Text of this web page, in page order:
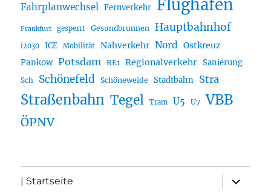
Fahrplanwechsel Fernverkehr Flughafen
Frankfurt gesperrt Gesundbrunnen Hauptbahnhof
i2030 ICE Mobilität Nahverkehr Nord Ostkreuz
Pankow Potsdam RE1 Regionalverkehr Sanierung
Sch Schönefeld Schöneweide Stadtbahn Stra
Straßenbahn Tegel Tram U5 U7 VBB
ÖPNV
| Startseite
öffnen